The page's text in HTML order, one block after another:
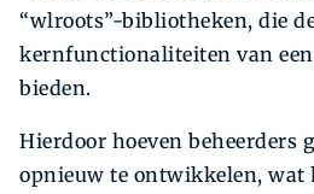
“wlroots”-bibliotheken, die
kernfunctionaliteiten van
bieden.
Hierdoor hoeven beheerders
opnieuw te ontwikkelen, wat